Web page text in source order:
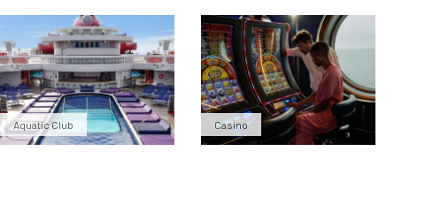
Aquatic Club Casino